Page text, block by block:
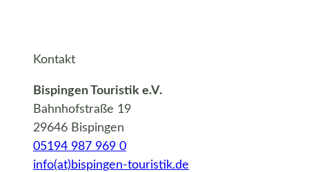
Kontakt
Bispingen Touristik e.V.
Bahnhofstraße 19
29646 Bispingen
05194 987 969 0
info(at)bispingen-touristik.de